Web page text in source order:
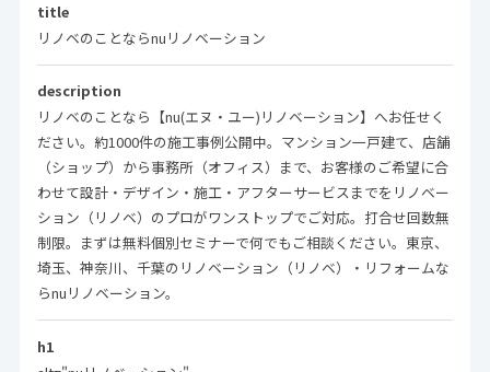
title
リノベのことならnuリノベーション
description
リノベのことなら【nu(エヌ・ユー)リノベーション】へお任せく
ださい。約1000件の施工事例公開中。マンション一戸建て、店舗
（ショップ）から事務所（オフィス）まで、お客様のご希望に合
わせて設計・デザイン・施工・アフターサービスまでをリノベー
ション（リノベ）のプロがワンストップでご対応。打合せ回数無
制限。まずは無料個別セミナーで何でもご相談ください。東京、
埼玉、神奈川、千葉のリノベーション（リノベ）・リフォームな
らnuリノベーション。
h1